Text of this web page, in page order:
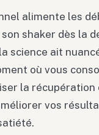
alimente les
shaker dès la
science ait
où vous
la
vos